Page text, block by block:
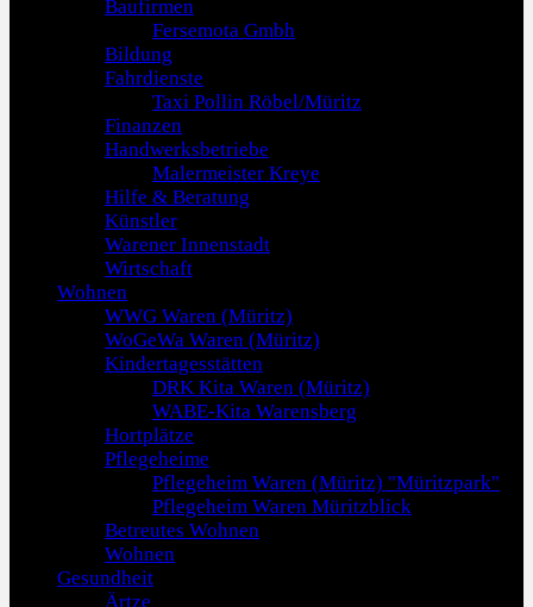
Baufirmen
Fersemota Gmbh
Bildung
Fahrdienste
Taxi Pollin Röbel/Müritz
Finanzen
Handwerksbetriebe
Malermeister Kreye
Hilfe & Beratung
Künstler
Warener Innenstadt
Wirtschaft
Wohnen
WWG Waren (Müritz)
WoGeWa Waren (Müritz)
Kindertagesstätten
DRK Kita Waren (Müritz)
WABE-Kita Warensberg
Hortplätze
Pflegeheime
Pflegeheim Waren (Müritz) "Müritzpark"
Pflegeheim Waren Müritzblick
Betreutes Wohnen
Wohnen
Gesundheit
Ärtze